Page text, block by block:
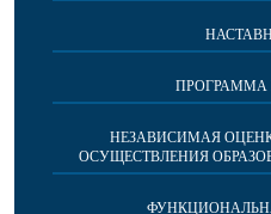
ПРОГРАММА
НЕЗАВИСИМАЯ
ОСУЩЕСТВЛЕНИЯ